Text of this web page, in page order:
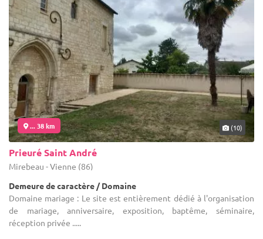
... 38 km (10)
Prieuré Saint André
Mirebeau - Vienne (86)
Demeure de caractère / Domaine
Domaine mariage : Le site est entièrement dédié à l'organisation
de mariage, anniversaire, exposition, baptême, séminaire,
réception privée .....